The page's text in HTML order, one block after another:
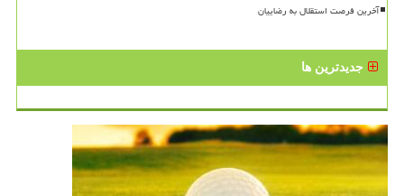
آخرین فرصت استقلال به رضاییان
جدیدترین ها